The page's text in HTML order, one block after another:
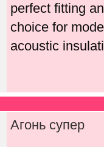
perfect fitting
choice for
acoustic
Агонь супер